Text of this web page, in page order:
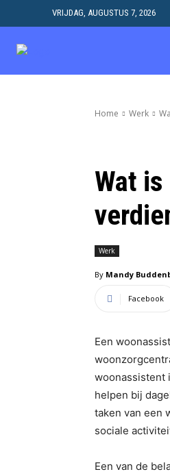
VRIJDAG, AUGUSTUS 7, 2026
Home Werk
Wat
Werk
By Mandy
Facebook
Een
woonassistent
helpen bij
taken van een
sociale
Een van de